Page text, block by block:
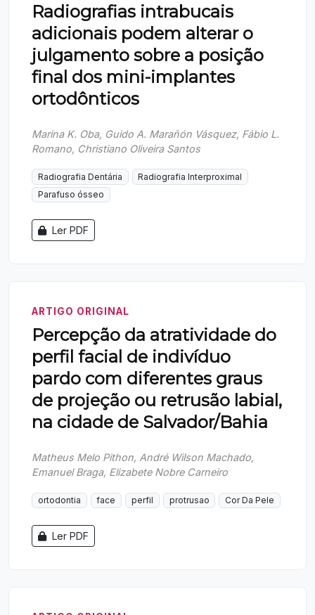
Radiografias intrabucais
adicionais podem alterar o
julgamento sobre a posição
final dos mini-implantes
ortodônticos
Marina K. Oba, Guido A. Marañón Vásquez, Fábio L.
Romano, Christiano Oliveira Santos
Radiografia Dentária
Radiografia Interproximal
Parafuso ósseo
Ler PDF
ARTIGO ORIGINAL
Percepção da atratividade do
perfil facial de indivíduo
pardo com diferentes graus
de projeção ou retrusão labial,
na cidade de Salvador/Bahia
Matheus Melo Pithon, André Wilson Machado,
Emanuel Braga, Elizabete Nobre Carneiro
ortodontia face perfil protrusao Cor Da Pele
Ler PDF